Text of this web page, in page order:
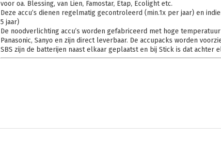
voor oa. Blessing, van Lien, Famostar, Etap, Ecolight etc.
Deze accu’s dienen regelmatig gecontroleerd (min.1x per jaar) en
5 jaar)
De noodverlichting accu’s worden gefabriceerd met hoge
Panasonic, Sanyo en zijn direct leverbaar. De accupacks worden
SBS zijn de batterijen naast elkaar geplaatst en bij Stick is dat achter